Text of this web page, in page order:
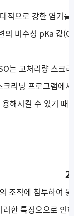
적으로 강한 염기
의 비수성 pKa 값
고처리량 스크리
크리닝 프로그램에
해시킬 수 있기
2
조직에 침투하여
러한 특징으으로 인